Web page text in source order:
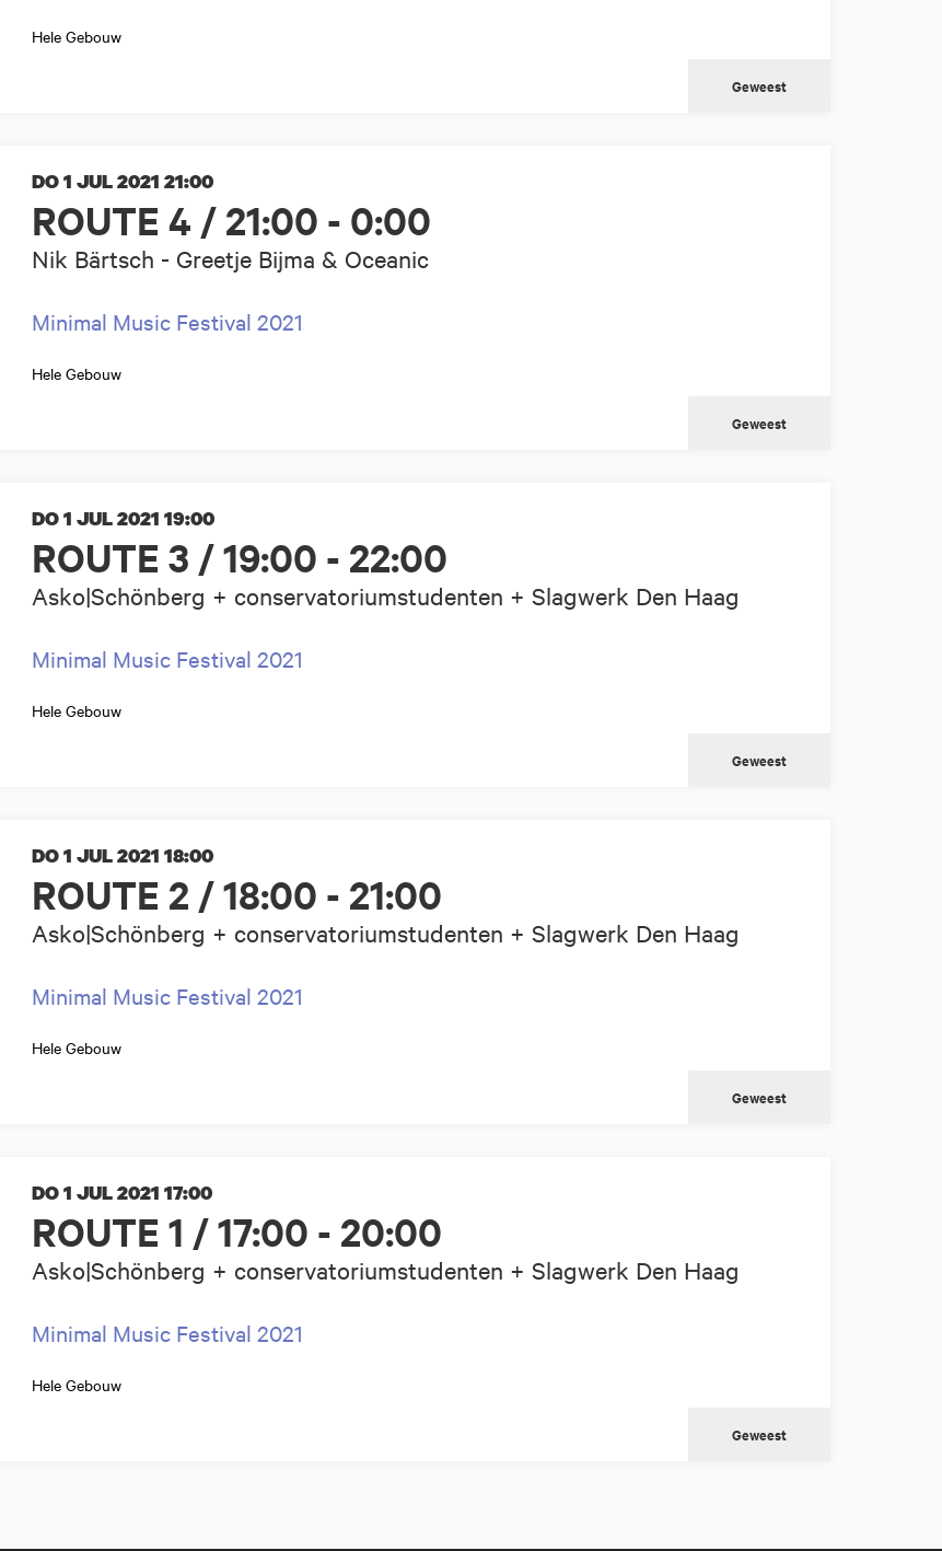
Hele Gebouw
Geweest
ROUTE 4 / 21:00 - 0:00
Nik Bärtsch - Greetje Bijma & Oceanic
DO 1 JUL 2021 21:00
Minimal Music Festival 2021
Hele Gebouw
Geweest
ROUTE 3 / 19:00 - 22:00
Asko|Schönberg + conservatoriumstudenten + Slagwerk Den Haag
DO 1 JUL 2021 19:00
Minimal Music Festival 2021
Hele Gebouw
Geweest
ROUTE 2 / 18:00 - 21:00
Asko|Schönberg + conservatoriumstudenten + Slagwerk Den Haag
DO 1 JUL 2021 18:00
Minimal Music Festival 2021
Hele Gebouw
Geweest
ROUTE 1 / 17:00 - 20:00
Asko|Schönberg + conservatoriumstudenten + Slagwerk Den Haag
DO 1 JUL 2021 17:00
Minimal Music Festival 2021
Hele Gebouw
Geweest